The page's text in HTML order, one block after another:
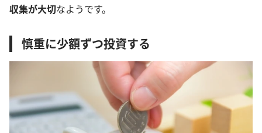
収集が大切なようです。
慎重に少額ずつ投資する